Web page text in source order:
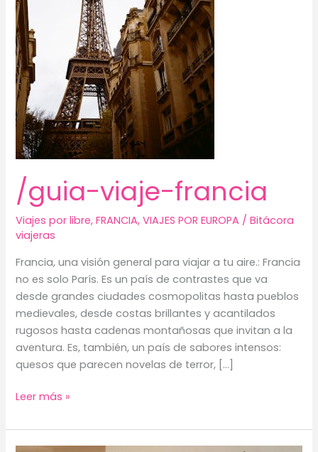
/guia-viaje-francia
Viajes por libre,FRANCIA,VIAJES POR EUROPA /Bitácora
viajeras
Francia, una visión general para viajar a tu aire.: Francia
no es solo París. Es un país de contrastes que va
desde grandes ciudades cosmopolitas hasta pueblos
medievales, desde costas brillantes y acantilados
rugosos hasta cadenas montañosas que invitan a la
aventura. Es, también, un país de sabores intensos:
quesos que parecen novelas de terror, […]
/guia-
francia
Leer más »